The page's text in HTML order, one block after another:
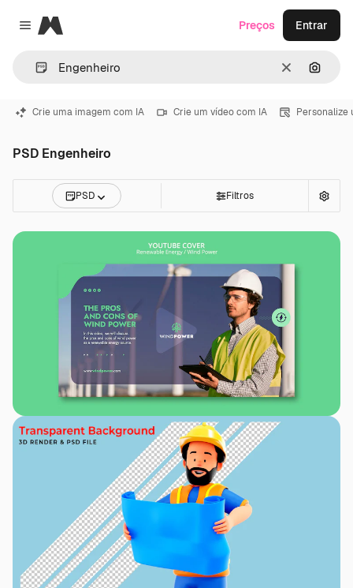
Close menu
Magnific
Limpar
Preços Entrar
Crie uma imagem com IA Crie um vídeo com IA Personalize
PSD Engenheiro
PSD Filtros